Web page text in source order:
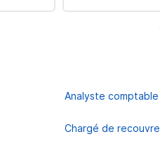
Analyste comptable
Chargé de